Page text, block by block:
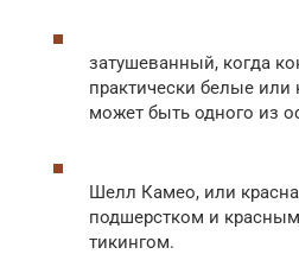
затушеванный, когда
практически белые или
может быть одного из
Шелл Камео, или
подшерстком и
тикингом.